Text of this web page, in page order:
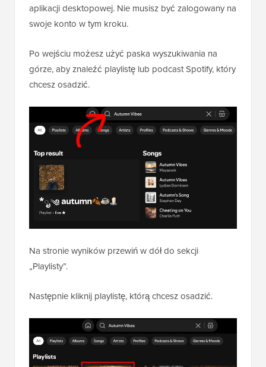
aplikacji desktopowej. Nie musisz być zalogowany na
swoje konto w tym kroku.
Po wejściu możesz użyć paska wyszukiwania na
górze, aby znaleźć playlistę lub podcast Spotify, który
chcesz osadzić.
Na stronie wyników przewiń w dół do sekcji
„Playlisty”.
Następnie kliknij playlistę, którą chcesz osadzić.